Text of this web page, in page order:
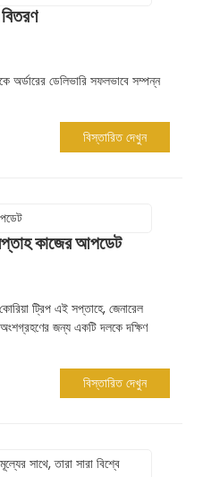
অর্ডারের ডেলিভারি সফলভাবে সম্পন্ন
বিস্তারিত দেখুন
কাজের আপডেট
ট্রিপ এই সপ্তাহে, জেনারেল
জন্য একটি দলকে দক্ষিণ
বিস্তারিত দেখুন